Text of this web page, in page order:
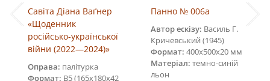
Савіта Діана Ваґнер
«Щоденник
російсько-української
війни (2022—2024)»
Оправа: палітурка
Формат: В5 (165х180х42
Панно № 006a
Автор ескізу: Василь Г.
Кричевський (1945)
Формат: 400х500х20 мм
Матеріал: темно-синій
льон